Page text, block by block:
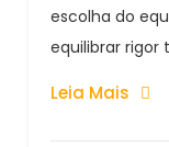
escolha do
equilibrar rigor
Leia Mais